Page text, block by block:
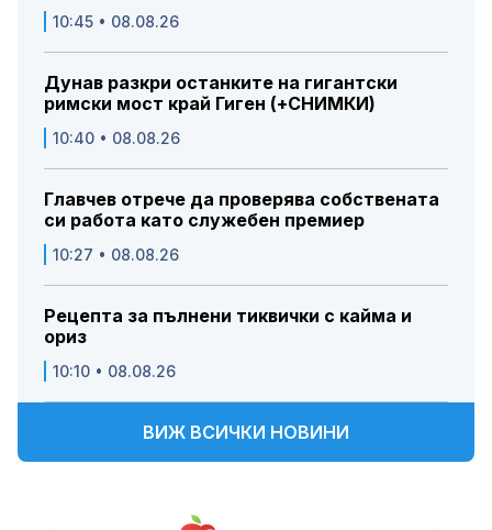
10:45 • 08.08.26
Дунав разкри останките на гигантски
римски мост край Гиген (+СНИМКИ)
10:40 • 08.08.26
Главчев отрече да проверява собствената
си работа като служебен премиер
10:27 • 08.08.26
Рецепта за пълнени тиквички с кайма и
ориз
10:10 • 08.08.26
ВИЖ ВСИЧКИ НОВИНИ